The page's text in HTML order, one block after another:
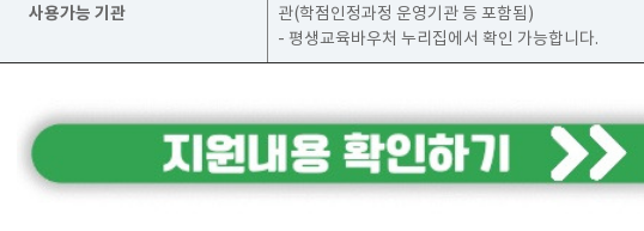
사용가능 기관
관(학점인정과정 운영기관 등 포함됨)
- 평생교육바우처 누리집에서 확인 가능합니다.